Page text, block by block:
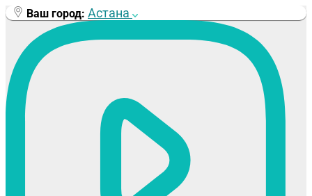
Перейти
содержимому
Ваш город: Астана